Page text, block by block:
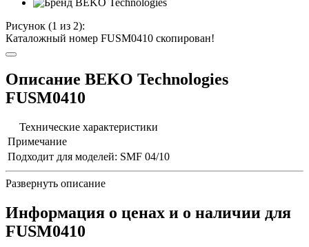
Рисунок (1 из 2):
Каталожный номер FUSM0410 скопирован!
Описание BEKO Technologies
FUSM0410
Технические характеристики
Примечание
Подходит для моделей: SMF 04/10
Развернуть описание
Информация о ценах и о наличии для
FUSM0410